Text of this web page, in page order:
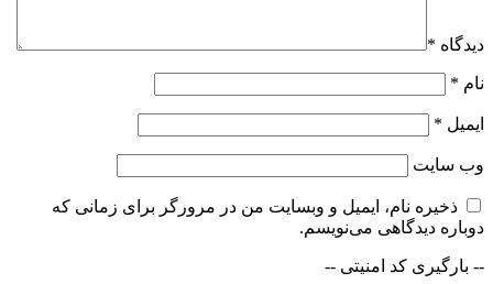
دیدگاه *
نام *
ایمیل *
وب‌ سایت
ذخیره نام، ایمیل و وبسایت من در مرورگر برای زمانی که
دوباره دیدگاهی می‌نویسم.
-- بارگیری کد امنیتی --